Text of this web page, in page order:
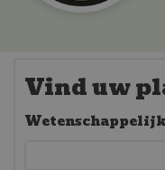
Vind uw